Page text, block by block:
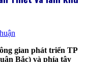
gian phát triển TP
Bắc) và phía tây